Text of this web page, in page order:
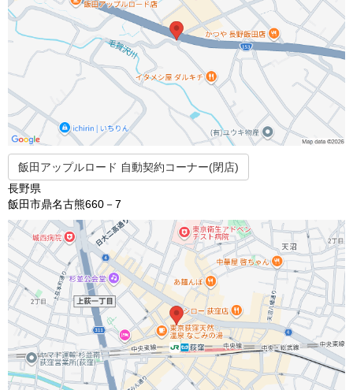
飯田アップルロード 自動契約コーナー(閉店)
長野県
飯田市鼎名古熊660－7